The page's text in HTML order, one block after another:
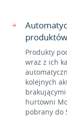
Produkty
wraz z ich
kolejnych
hurtowni
pobrany do